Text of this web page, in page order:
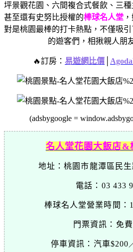
坪景觀花園、 六間複合式餐飲、三
甚至還有史努比授權的棒球名人堂
對是桃園最棒的打卡熱點， 不僅吸引
的遊客們， 相揪親人朋
🔥訂房： 易遊網比價
(adsbygoogle =
名人堂花園大飯店&
地址：桃園市龍潭區民
電話：03 433
棒球名人堂營業時間：
門票資訊： 免
停車資訊： 汽車$200